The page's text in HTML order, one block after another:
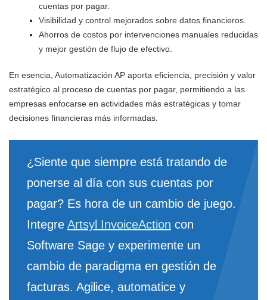
cuentas por pagar.
Visibilidad y control mejorados sobre datos financieros.
Ahorros de costos por intervenciones manuales reducidas
y mejor gestión de flujo de efectivo.
En esencia, Automatización AP aporta eficiencia, precisión y valor
estratégico al proceso de cuentas por pagar, permitiendo a las
empresas enfocarse en actividades más estratégicas y tomar
decisiones financieras más informadas.
¿Siente que siempre está tratando de
ponerse al día con sus cuentas por
pagar? Es hora de un cambio de juego.
Integre Artsyl InvoiceAction con
Software Sage y experimente un
cambio de paradigma en gestión de
facturas. Agilice, automatice y